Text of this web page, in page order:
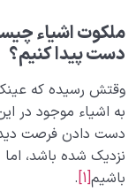
نقش الگو در حیات
نسبت دنیا به آخرت
آیا تکنولوژی‌ های
تحقق بخشند؟!
قانون نسبت؛ راهی
ملکوت اشیاء
دست پیدا کنیم؟
وقتش رسیده که عینک
به اشیاء موجود در
دست دادن فرصت
نزدیک شده باشد، اما
باشیم[1]
.